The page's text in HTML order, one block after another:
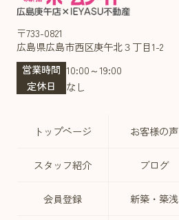
〒733-0821
広島県広島市西区庚午北３丁目1-2
営業時間 10:00～19:00
定休日
なし
トップページ お客様の声
スタッフ紹介 ブログ
会員登録 新築・築浅